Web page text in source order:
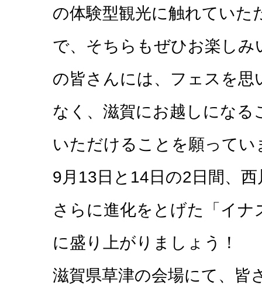
の体験型観光に触れてい
で、そちらもぜひお楽し
の皆さんには、フェスを
なく、滋賀にお越しになる
いただけることを願ってい
9月13日と14日の2日間、
さらに進化をとげた「イ
に盛り上がりましょう！
滋賀県草津の会場にて、皆